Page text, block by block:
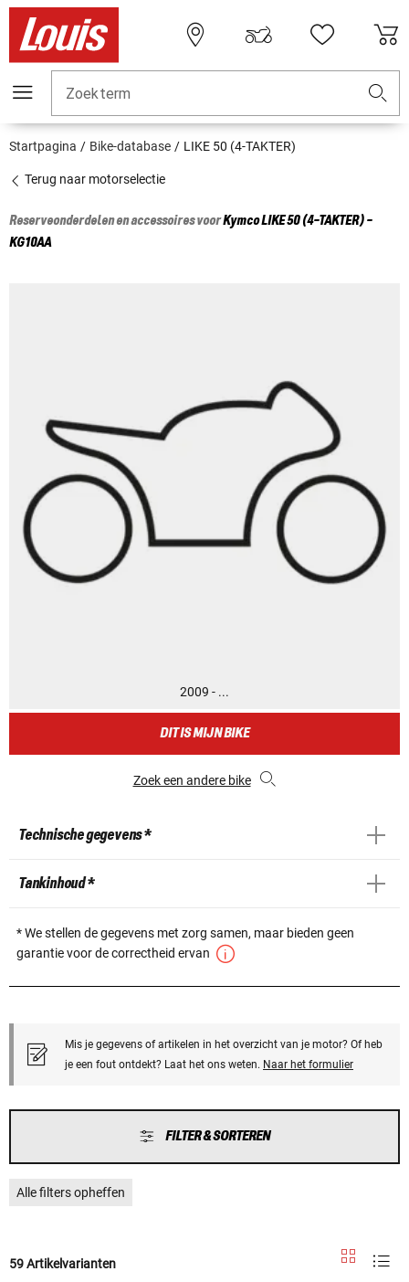
Zoekterm
Startpagina Bike-database LIKE 50 (4-TAKTER)
Terug naar motorselectie
Reserveonderdelen en accessoires voorKymcoLIKE 50 (4-TAKTER) -
KG10AA
2009 - ...
DIT IS MIJN BIKE
Zoek een andere bike
Technische gegevens *
Tankinhoud *
* We stellen de gegevens met zorg samen, maar bieden geen
garantie voor de correctheid ervan
Mis je gegevens of artikelen in het overzicht van je motor? Of heb
je een fout ontdekt? Laat het ons weten. Naar het formulier
FILTER & SORTEREN
Alle filters opheffen
59 Artikelvarianten